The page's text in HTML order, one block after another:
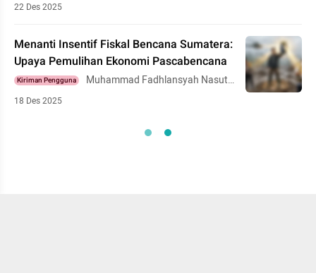
22 Des 2025
Menanti Insentif Fiskal Bencana Sumatera:
Upaya Pemulihan Ekonomi Pascabencana
Kiriman Pengguna
Muhammad Fadhlansyah Nasuti
18 Des 2025